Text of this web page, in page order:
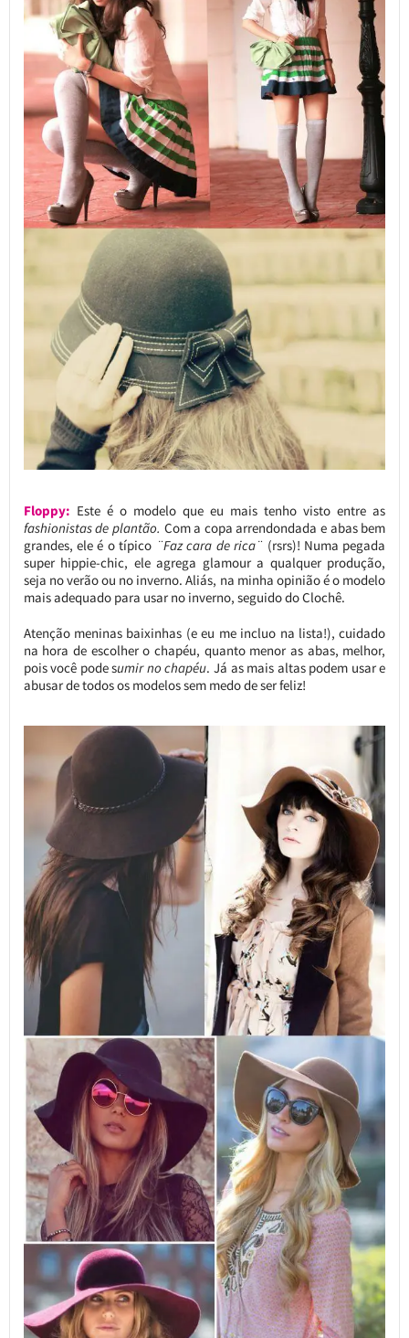
Floppy: Este é o modelo que eu mais tenho visto entre as
fashionistas de plantão. Com a copa arrendondada e abas bem
grandes, ele é o típico ¨Faz cara de rica¨ (rsrs)! Numa pegada
super hippie-chic, ele agrega glamour a qualquer produção,
seja no verão ou no inverno. Aliás, na minha opinião é o modelo
mais adequado para usar no inverno, seguido do Clochê.
Atenção meninas baixinhas (e eu me incluo na lista!), cuidado
na hora de escolher o chapéu, quanto menor as abas, melhor,
pois você pode sumir no chapéu. Já as mais altas podem usar e
abusar de todos os modelos sem medo de ser feliz!